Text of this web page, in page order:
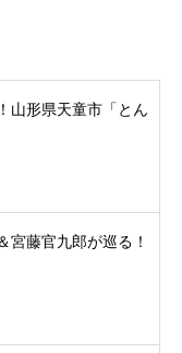
山形県天童市「とん
宮藤官九郎が巡る！